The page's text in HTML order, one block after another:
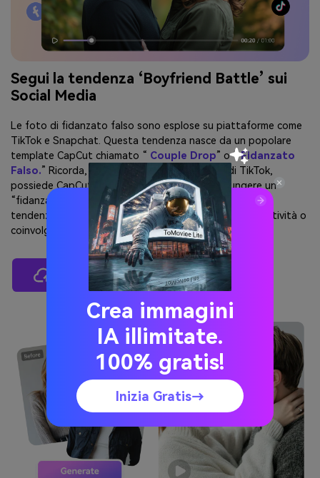
Segui la tendenza ‘Boyfriend Battle’ sui
Social Media
Le foto di fidanzato falso sono esplose su piattaforme come
TikTok e Snapchat. Questa tendenza nasce da un popolare
template CapCut chiamato “ Couple Drop” o “ Fidanzato
Falso.” Ricorda, ByteDance, la società madre di TikTok,
possiede CapCut. Media.io ti permette di aggiungere un
“fidanzato virtuale” realistico alla tua foto e seguire la
tendenza senza CapCut. Usalo per mostrare la tua creatività o
coinvolgere i follower. Unisciti alla tendenza oggi!
Genera Subito Il Tuo Fidanzato Falso
Crea immagini
IA illimitate.
100% gratis!
Inizia Gratis→